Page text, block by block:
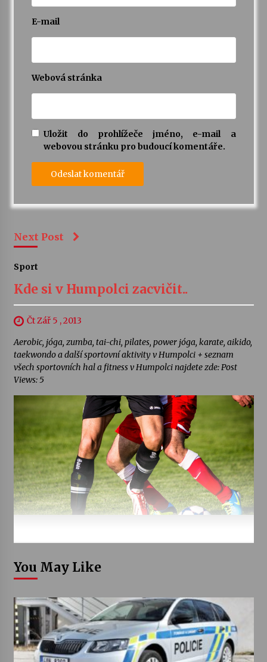
E-mail
Webová stránka
Uložit do prohlížeče jméno, e-mail a
webovou stránku pro budoucí komentáře.
Next Post
Sport
Kde si v Humpolci zacvičit..
Čt Zář 5 , 2013
Aerobic, jóga, zumba, tai-chi, pilates, power jóga, karate, aikido,
taekwondo a další sportovní aktivity v Humpolci + seznam
všech sportovních hal a fitness v Humpolci najdete zde: Post
Views: 5
You May Like